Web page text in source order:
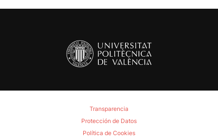
Transparencia
Protección de Datos
Política de Cookies